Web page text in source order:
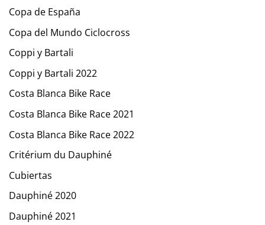
Copa de España
Copa del Mundo Ciclocross
Coppi y Bartali
Coppi y Bartali 2022
Costa Blanca Bike Race
Costa Blanca Bike Race 2021
Costa Blanca Bike Race 2022
Critérium du Dauphiné
Cubiertas
Dauphiné 2020
Dauphiné 2021